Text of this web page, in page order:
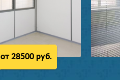
от 28500 руб.